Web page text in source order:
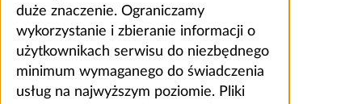
duże znaczenie. Ograniczamy
wykorzystanie i zbieranie informacji o
użytkownikach serwisu do niezbędnego
minimum wymaganego do świadczenia
usług na najwyższym poziomie. Pliki